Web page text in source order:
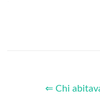
⇐ Chi